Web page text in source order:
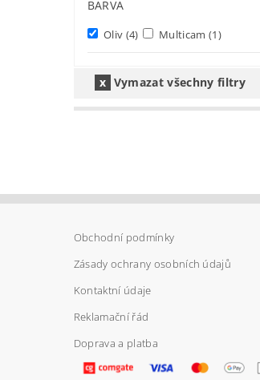
BARVA
Oliv (4) Multicam (1)
Vymazat všechny filtry
Obchodní podmínky
Zásady ochrany osobních údajů
Kontaktní údaje
Reklamační řád
Doprava a platba